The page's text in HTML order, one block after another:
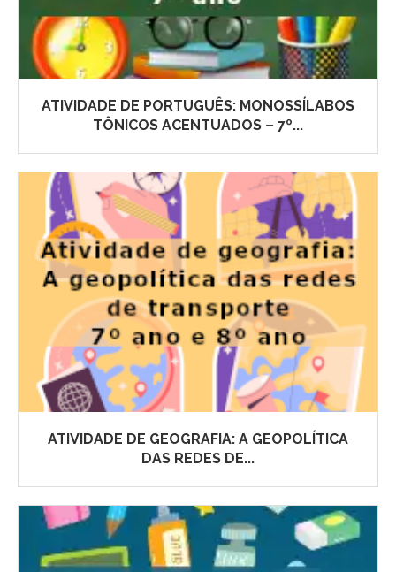
ATIVIDADE DE PORTUGUÊS: MONOSSÍLABOS
TÔNICOS ACENTUADOS – 7º...
ATIVIDADE DE GEOGRAFIA: A GEOPOLÍTICA
DAS REDES DE...